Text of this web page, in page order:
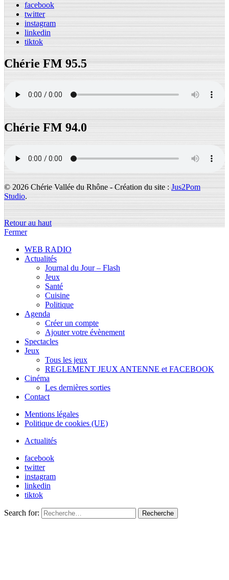
facebook
twitter
instagram
linkedin
tiktok
Chérie FM 95.5
Chérie FM 94.0
© 2026 Chérie Vallée du Rhône - Création du site : Jus2Pom
Studio.
Retour au haut
Fermer
WEB RADIO
Actualités
Journal du Jour – Flash
Jeux
Santé
Cuisine
Politique
Agenda
Créer un compte
Ajouter votre évènement
Spectacles
Jeux
Tous les jeux
REGLEMENT JEUX ANTENNE et FACEBOOK
Cinéma
Les dernières sorties
Contact
Mentions légales
Politique de cookies (UE)
Actualités
facebook
twitter
instagram
linkedin
tiktok
Search for: Recherche